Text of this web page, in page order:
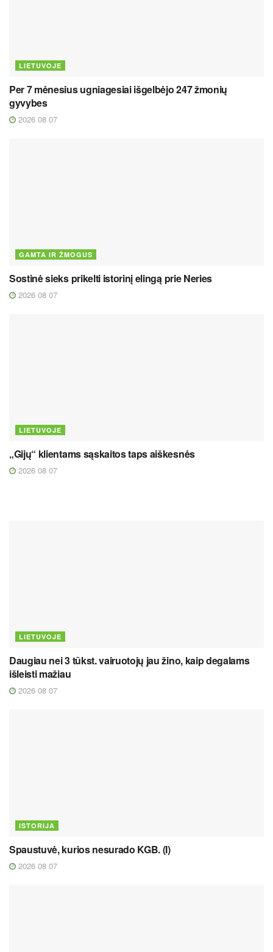
LIETUVOJE
Per 7 mėnesius ugniagesiai išgelbėjo 247 žmonių
gyvybes
2026 08 07
GAMTA IR ŽMOGUS
Sostinė sieks prikelti istorinį elingą prie Neries
2026 08 07
LIETUVOJE
„Gijų“ klientams sąskaitos taps aiškesnės
2026 08 07
LIETUVOJE
Daugiau nei 3 tūkst. vairuotojų jau žino, kaip degalams
išleisti mažiau
2026 08 07
ISTORIJA
Spaustuvė, kurios nesurado KGB. (I)
2026 08 07